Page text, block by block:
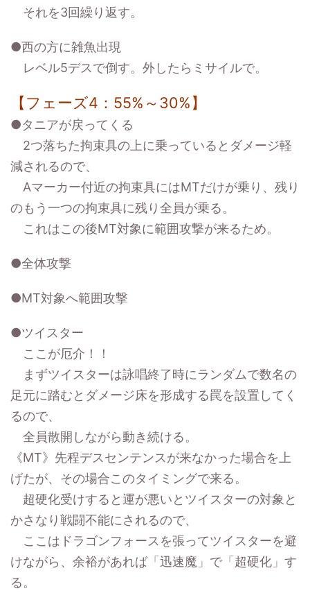
それを3回繰り返す。
●西の方に雑魚出現
レベル5デスで倒す。外したらミサイルで。
【フェーズ4：55%～30%】
●タニアが戻ってくる
2つ落ちた拘束具の上に乗っているとダメージ軽
減されるので、
Aマーカー付近の拘束具にはMTだけが乗り、残り
のもう一つの拘束具に残り全員が乗る。
これはこの後MT対象に範囲攻撃が来るため。
●全体攻撃
●MT対象へ範囲攻撃
●ツイスター
ここが厄介！！
まずツイスターは詠唱終了時にランダムで数名の
足元に踏むとダメージ床を形成する罠を設置してく
るので、
全員散開しながら動き続ける。
《MT》先程デスセンテンスが来なかった場合を上
げたが、その場合このタイミングで来る。
超硬化受けすると運が悪いとツイスターの対象と
かさなり戦闘不能にされるので、
ここはドラゴンフォースを張ってツイスターを避
けながら、余裕があれば「迅速魔」で「超硬化」す
る。